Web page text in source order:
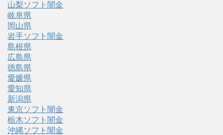
山梨ソフト闇金
岐阜県
岡山県
岩手ソフト闇金
島根県
広島県
徳島県
愛媛県
愛知県
新潟県
東京ソフト闇金
栃木ソフト闇金
沖縄ソフト闇金